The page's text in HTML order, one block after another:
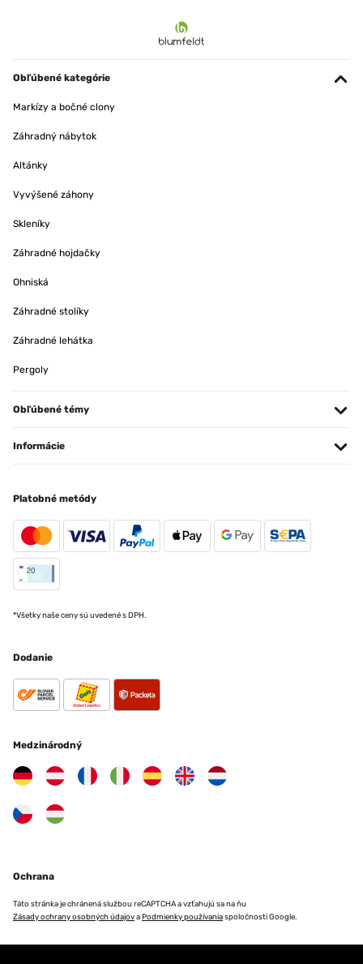
Obľúbené kategórie
Markízy a bočné clony
Záhradný nábytok
Altánky
Vyvýšené záhony
Skleníky
Záhradné hojdačky
Ohniská
Záhradné stolíky
Záhradné lehátka
Pergoly
Obľúbené témy
Informácie
Platobné metódy
*Všetky naše ceny sú uvedené s DPH.
Dodanie
Medzinárodný
Ochrana
Táto stránka je chránená službou reCAPTCHA a vzťahujú sa na ňu
Zásady ochrany osobných údajovaPodmienky používaniaspoločnosti Google.